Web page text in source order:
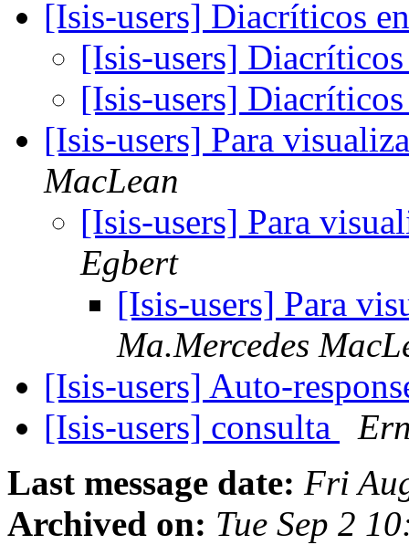
[Isis-users] Diacríticos
[Isis-users]
[Isis-users]
[Isis-users] Para
MacLean
[Isis-users] Para
Egbert
[Isis-users] Para
Ma.Mercedes
[Isis-users] Auto-
[Isis-users] consulta
Last message date: Fri
Archived on: Tue Sep 2